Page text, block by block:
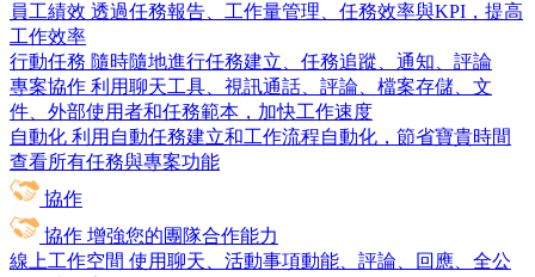
員工績效 透過任務報告、工作量管理、任務效率與KPI，提高
工作效率
行動任務 隨時隨地進行任務建立、任務追蹤、通知、評論
專案協作 利用聊天工具、視訊通話、評論、檔案存儲、文
件、外部使用者和任務範本，加快工作速度
自動化 利用自動任務建立和工作流程自動化，節省寶貴時間
查看所有任務與專案功能
協作
協作 增強您的團隊合作能力
線上工作空間 使用聊天、活動事項動能、評論、回應、全公